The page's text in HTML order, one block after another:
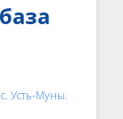
Усть-Муны.